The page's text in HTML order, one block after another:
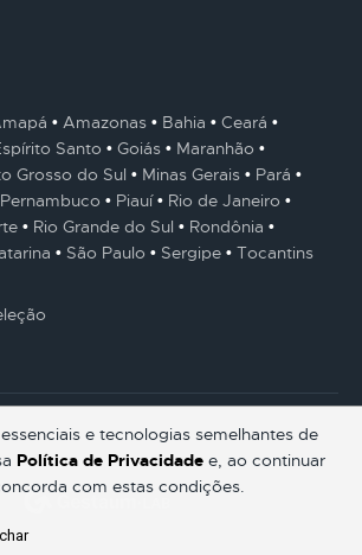
e tecnologias semelhantes de
Política de Privacidade e, ao continuar
com estas condições.
Amazonas Bahia
Ceará
Santo Goiás
Maranhão
Grosso do Sul Minas Gerais
Pará
Pernambuco Piauí
Rio de Janeiro
Rio Grande do Sul
Rondônia
São Paulo Sergipe Tocantins
Lab ® Todos os direitos reservados.